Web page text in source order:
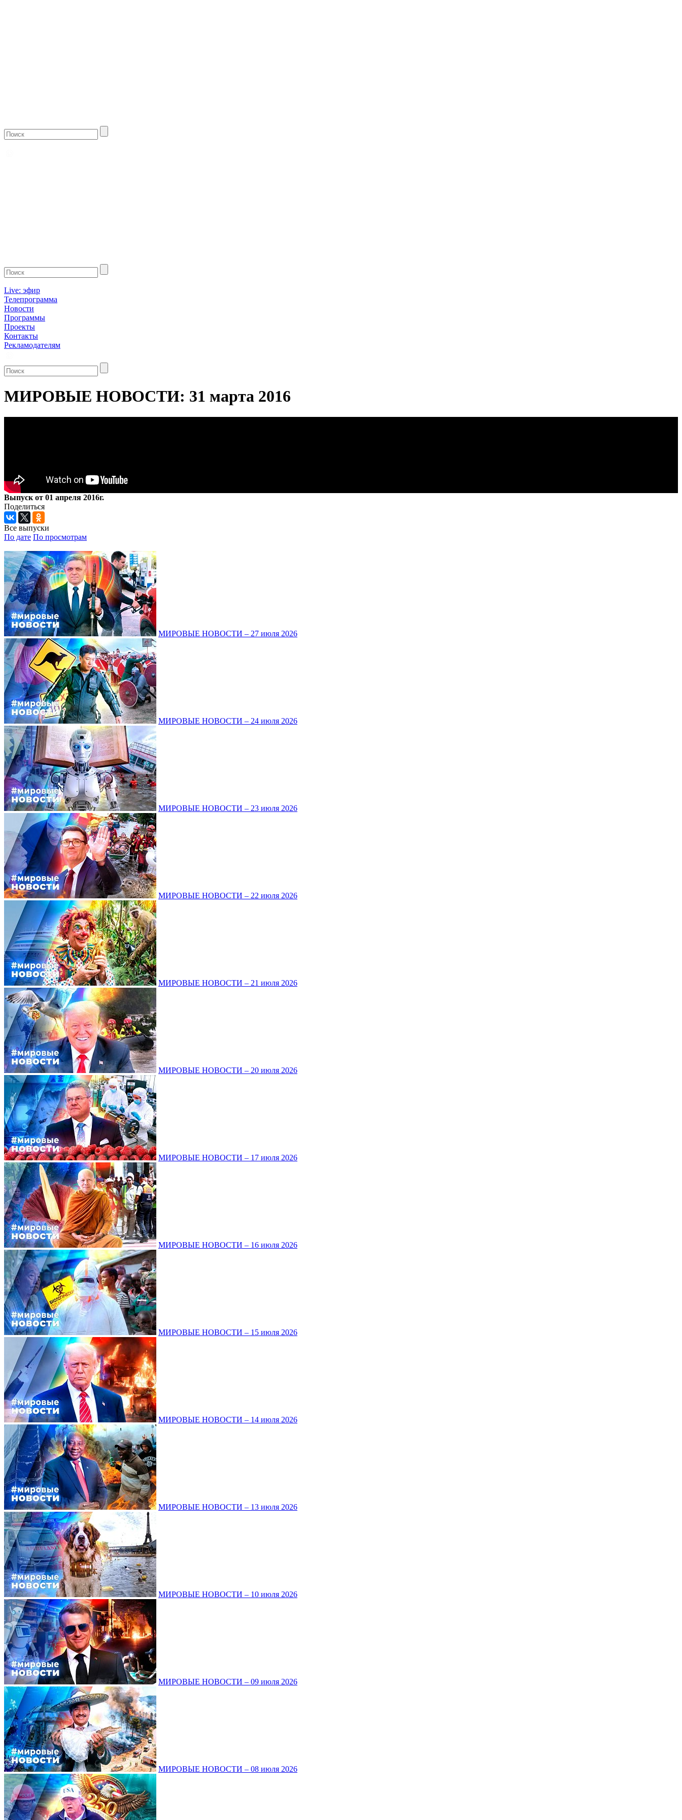
Live: эфир
Телепрограмма
Новости
Программы
Проекты
Контакты
Рекламодателям
МИРОВЫЕ НОВОСТИ: 31 марта 2016
Выпуск от 01 апреля 2016г.
Поделиться
Все выпуски
По дате По просмотрам
МИРОВЫЕ НОВОСТИ – 27 июля 2026
МИРОВЫЕ НОВОСТИ – 24 июля 2026
МИРОВЫЕ НОВОСТИ – 23 июля 2026
МИРОВЫЕ НОВОСТИ – 22 июля 2026
МИРОВЫЕ НОВОСТИ – 21 июля 2026
МИРОВЫЕ НОВОСТИ – 20 июля 2026
МИРОВЫЕ НОВОСТИ – 17 июля 2026
МИРОВЫЕ НОВОСТИ – 16 июля 2026
МИРОВЫЕ НОВОСТИ – 15 июля 2026
МИРОВЫЕ НОВОСТИ – 14 июля 2026
МИРОВЫЕ НОВОСТИ – 13 июля 2026
МИРОВЫЕ НОВОСТИ – 10 июля 2026
МИРОВЫЕ НОВОСТИ – 09 июля 2026
МИРОВЫЕ НОВОСТИ – 08 июля 2026